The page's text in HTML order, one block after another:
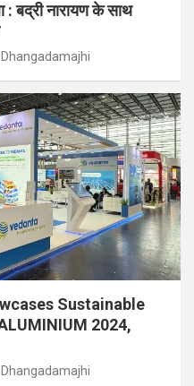
: बद्री नारायण के साथ
Sustainable
2024,